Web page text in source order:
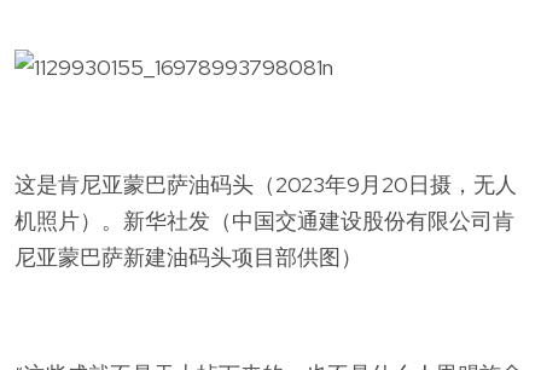
这是肯尼亚蒙巴萨油码头（2023年9月20日摄，无人
机照片）。新华社发（中国交通建设股份有限公司肯
尼亚蒙巴萨新建油码头项目部供图）